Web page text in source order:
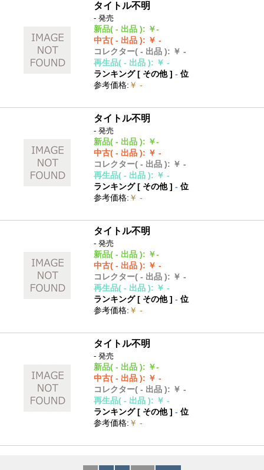
タイトル不明
- 発売
新品( - 出品 ): ￥-
中古( - 出品 ): ￥ -
コレクター( - 出品 ): ￥ -
再生品( - 出品 ): ￥ -
ランキング [ その他]- 位
参考価格: ￥ -
タイトル不明
- 発売
新品( - 出品 ): ￥-
中古( - 出品 ): ￥ -
コレクター( - 出品 ): ￥ -
再生品( - 出品 ): ￥ -
ランキング [ その他]- 位
参考価格: ￥ -
タイトル不明
- 発売
新品( - 出品 ): ￥-
中古( - 出品 ): ￥ -
コレクター( - 出品 ): ￥ -
再生品( - 出品 ): ￥ -
ランキング [ その他]- 位
参考価格: ￥ -
タイトル不明
- 発売
新品( - 出品 ): ￥-
中古( - 出品 ): ￥ -
コレクター( - 出品 ): ￥ -
再生品( - 出品 ): ￥ -
ランキング [ その他]- 位
参考価格: ￥ -